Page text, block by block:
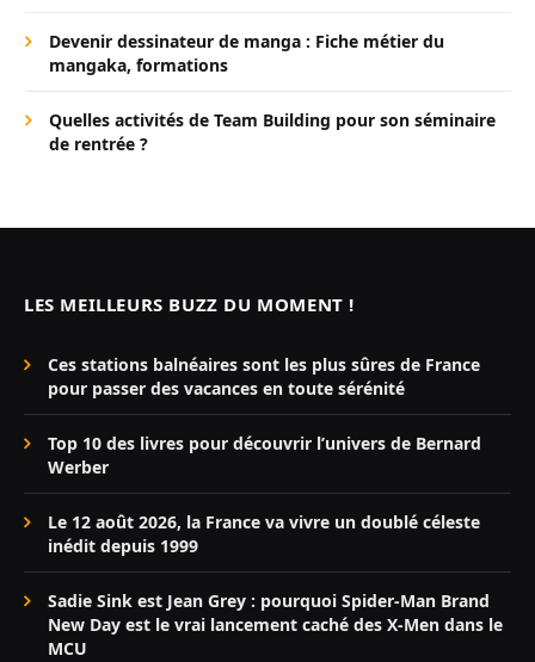
Devenir dessinateur de manga : Fiche métier du
mangaka, formations
Quelles activités de Team Building pour son séminaire
de rentrée ?
LES MEILLEURS BUZZ DU MOMENT !
Ces stations balnéaires sont les plus sûres de France
pour passer des vacances en toute sérénité
Top 10 des livres pour découvrir l’univers de Bernard
Werber
Le 12 août 2026, la France va vivre un doublé céleste
inédit depuis 1999
Sadie Sink est Jean Grey : pourquoi Spider-Man Brand
New Day est le vrai lancement caché des X-Men dans le
MCU